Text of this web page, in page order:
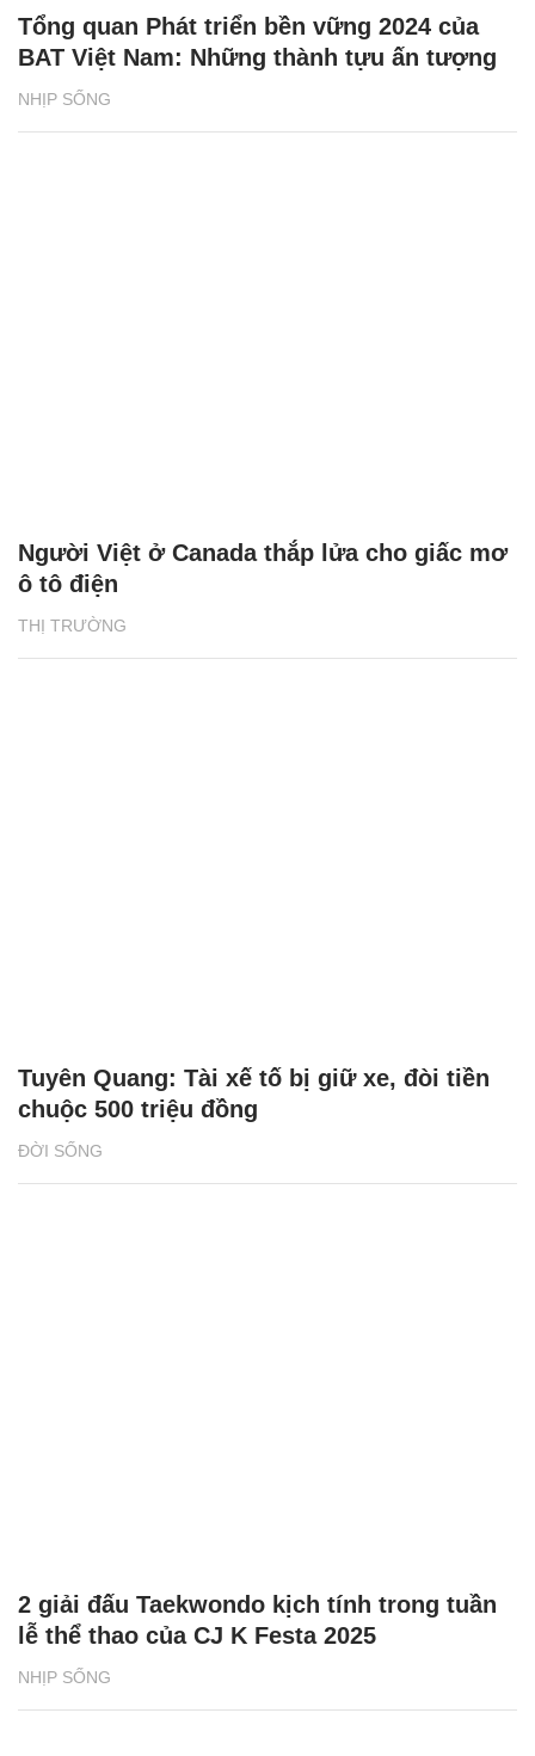
NHỊP SỐNG
Tổng quan Phát triển bền vững 2024 của
BAT Việt Nam: Những thành tựu ấn tượng
THỊ TRƯỜNG
Người Việt ở Canada thắp lửa cho giấc mơ
ô tô điện
ĐỜI SỐNG
Tuyên Quang: Tài xế tố bị giữ xe, đòi tiền
chuộc 500 triệu đồng
NHỊP SỐNG
2 giải đấu Taekwondo kịch tính trong tuần
lễ thể thao của CJ K Festa 2025